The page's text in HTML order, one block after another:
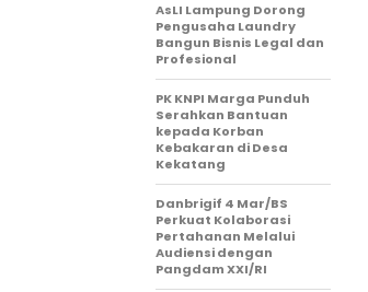
AsLI Lampung Dorong
Pengusaha Laundry
Bangun Bisnis Legal dan
Profesional
PK KNPI Marga Punduh
Serahkan Bantuan
kepada Korban
Kebakaran di Desa
Kekatang
Danbrigif 4 Mar/BS
Perkuat Kolaborasi
Pertahanan Melalui
Audiensi dengan
Pangdam XXI/RI